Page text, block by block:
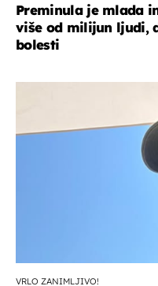
Preminula je mlada
više od milijun ljudi,
bolesti
VRLO ZANIMLJIVO!